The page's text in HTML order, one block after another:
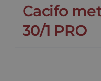
Cacifo
30/1 PRO